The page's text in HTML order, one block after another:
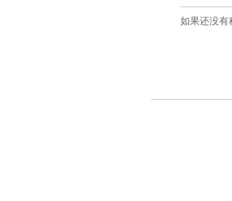
如果还没有